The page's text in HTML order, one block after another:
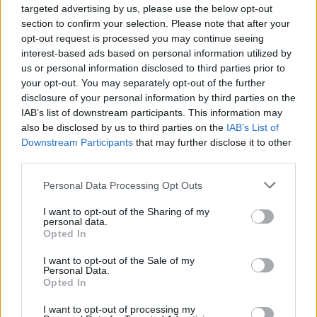
targeted advertising by us, please use the below opt-out
section to confirm your selection. Please note that after your
opt-out request is processed you may continue seeing
interest-based ads based on personal information utilized by
us or personal information disclosed to third parties prior to
your opt-out. You may separately opt-out of the further
disclosure of your personal information by third parties on the
IAB’s list of downstream participants. This information may
also be disclosed by us to third parties on the IAB’s List of
Downstream Participants that may further disclose it to other
Personal Data Processing Opt Outs
I want to opt-out of the Sharing of my
personal data.
Opted In
I want to opt-out of the Sale of my
Personal Data.
Opted In
I want to opt-out of processing my
ΜΟΥΣΙΚΗ
Μουσικές πάνω στο κύμα στην
παραλία της Δρώτας
Δύο ημέρες γεμάτες ζωντανή
μουσική, χορό και διασκέδαση από
τον Πολιτιστικό Εξωραϊστικό
Σύλλογο «Η Δρώτα»
Παρέμβαση για το Ειδικό
Μήθυμνα
Ο Δήμος Δυτικής Λέσβου ζητά την
αλλαγή της κατάταξης της